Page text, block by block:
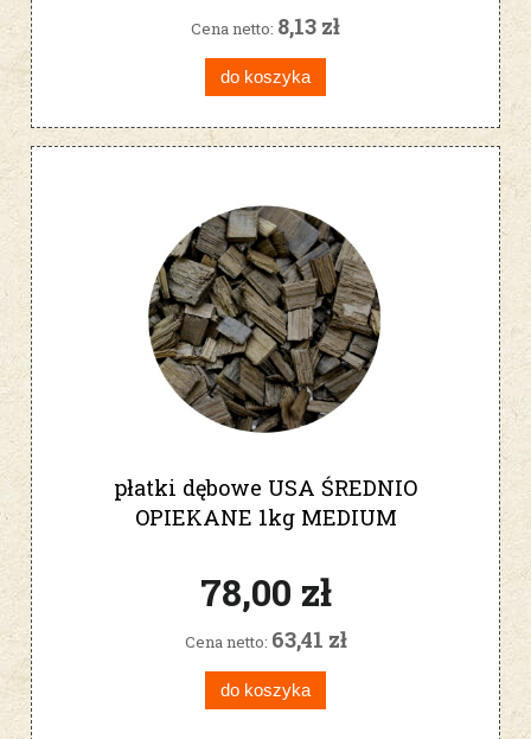
Cena netto: 8,13 zł
do koszyka
płatki dębowe USA ŚREDNIO
OPIEKANE 1kg MEDIUM
78,00 zł
Cena netto: 63,41 zł
do koszyka